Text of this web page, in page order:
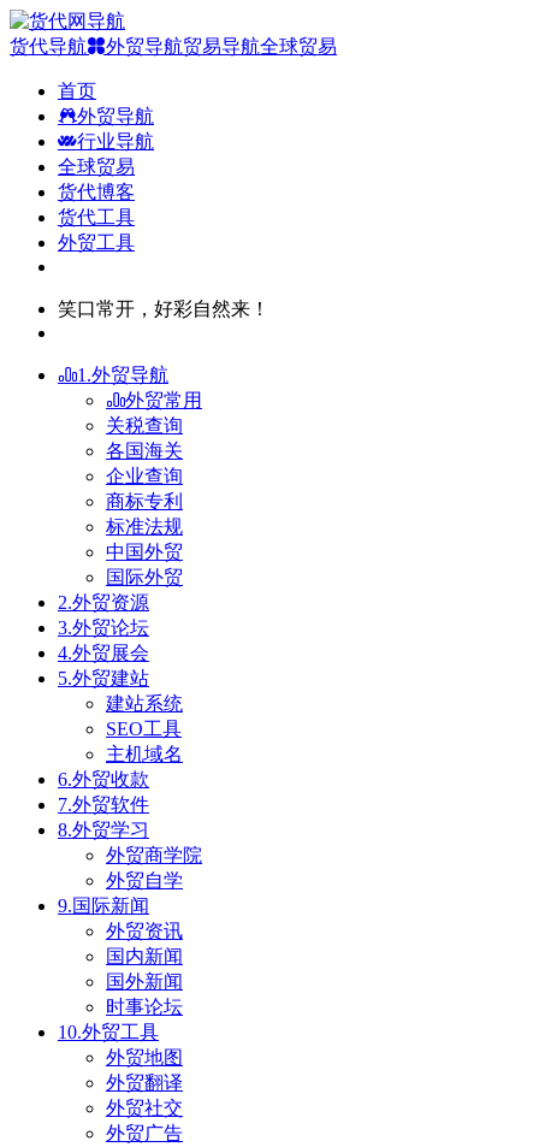
货代导航 外贸导航贸易导航全球贸易
首页
外贸导航
行业导航
全球贸易
货代博客
货代工具
外贸工具
笑口常开，好彩自然来！
1.外贸导航
外贸常用
关税查询
各国海关
企业查询
商标专利
标准法规
中国外贸
国际外贸
2.外贸资源
3.外贸论坛
4.外贸展会
5.外贸建站
建站系统
SEO工具
主机域名
6.外贸收款
7.外贸软件
8.外贸学习
外贸商学院
外贸自学
9.国际新闻
外贸资讯
国内新闻
国外新闻
时事论坛
10.外贸工具
外贸地图
外贸翻译
外贸社交
外贸广告